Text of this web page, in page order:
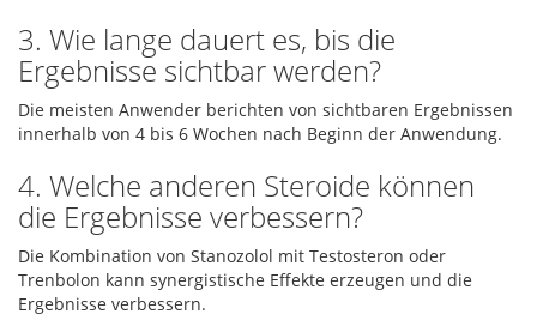
3. Wie lange dauert es, bis die
Ergebnisse sichtbar werden?
Die meisten Anwender berichten von sichtbaren Ergebnissen
innerhalb von 4 bis 6 Wochen nach Beginn der Anwendung.
4. Welche anderen Steroide können
die Ergebnisse verbessern?
Die Kombination von Stanozolol mit Testosteron oder
Trenbolon kann synergistische Effekte erzeugen und die
Ergebnisse verbessern.